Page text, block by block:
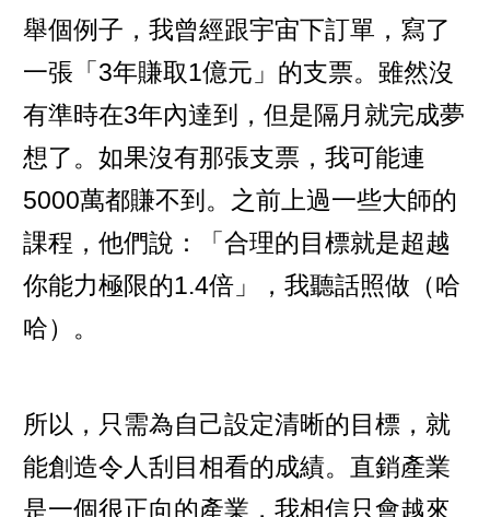
舉個例子，我曾經跟宇宙下訂單，寫了
一張「3年賺取1億元」的支票。雖然沒
有準時在3年內達到，但是隔月就完成夢
想了。如果沒有那張支票，我可能連
5000萬都賺不到。之前上過一些大師的
課程，他們說：「合理的目標就是超越
你能力極限的1.4倍」，我聽話照做（哈
哈）。
所以，只需為自己設定清晰的目標，就
能創造令人刮目相看的成績。直銷產業
是一個很正向的產業，我相信只會越來